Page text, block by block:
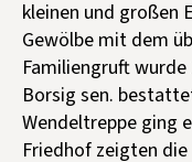
kleinen und großen
Gewölbe mit dem
Familiengruft
Borsig sen.
Wendeltreppe ging
Friedhof zeigten